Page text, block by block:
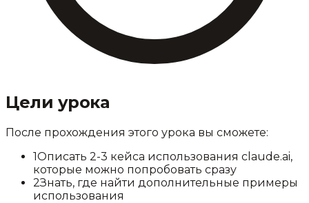
Цели урока
После прохождения этого урока вы сможете:
1Описать 2-3 кейса использования claude.ai,
которые можно попробовать сразу
2Знать, где найти дополнительные примеры
использования